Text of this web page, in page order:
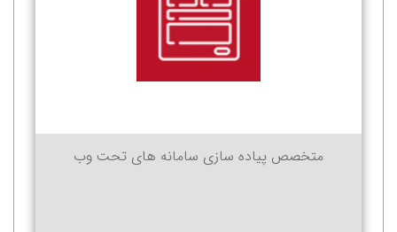
متخصص پیاده سازی سامانه های تحت وب